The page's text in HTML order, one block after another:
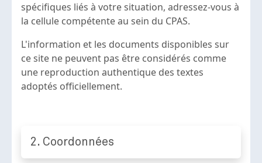
spécifiques liés à votre situation, adressez-vous à
la cellule compétente au sein du CPAS.
L'information et les documents disponibles sur
ce site ne peuvent pas être considérés comme
une reproduction authentique des textes
adoptés officiellement.
2. Coordonnées